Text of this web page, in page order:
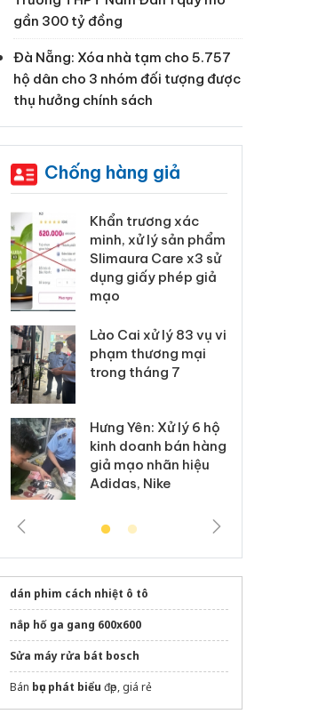
gần 300 tỷ đồng
Đà Nẵng: Xóa nhà tạm cho 5.757
hộ dân cho 3 nhóm đối tượng được
thụ hưởng chính sách
Chống hàng giả
Khẩn trương xác
minh, xử lý sản phẩm
Slimaura Care x3 sử
dụng giấy phép giả
mạo
Lào Cai xử lý 83 vụ vi
phạm thương mại
trong tháng 7
Hưng Yên: Xử lý 6 hộ
kinh doanh bán hàng
giả mạo nhãn hiệu
Adidas, Nike
dán phim cách nhiệt ô tô
nắp hố ga gang 600x600
Sửa máy rửa bát bosch
Bán bục phát biểu đẹp, giá rẻ